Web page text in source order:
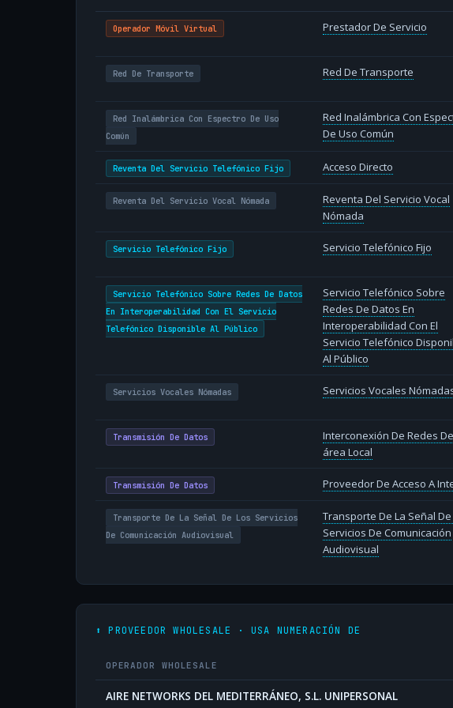
Operador Móvil Virtual Prestador De Servicio
Red De Transporte Red De Transporte
Red Inalámbrica Con Espectro De Uso
Común
Red Inalámbrica Con
De Uso Común
Reventa Del Servicio Telefónico Fijo Acceso Directo
Reventa Del Servicio Vocal Nómada
Reventa Del Servicio Vocal
Nómada
Servicio Telefónico Fijo Servicio Telefónico Fijo
Servicio Telefónico Sobre Redes De Datos
En Interoperabilidad Con El Servicio
Telefónico Disponible Al Público
Servicio Telefónico Sobre
Redes De Datos En
Interoperabilidad Con El
Servicio Telefónico
Al Público
Servicios Vocales Nómadas Servicios Vocales
Transmisión De Datos
Interconexión De Redes De
área Local
Transmisión De Datos Proveedor De Acceso A
Transporte De La Señal De Los Servicios
De Comunicación Audiovisual
Transporte De La Señal De
Servicios De Comunicación
Audiovisual
⬆️ PROVEEDOR WHOLESALE · USA NUMERACIÓN DE
OPERADOR WHOLESALE
AIRE NETWORKS DEL MEDITERRÁNEO, S.L. UNIPERSONAL